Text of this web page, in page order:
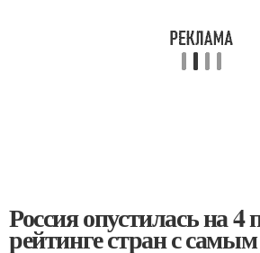
Россия опустилась на 4
рейтинге стран с